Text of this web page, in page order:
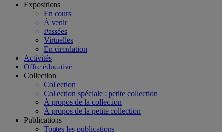
Expositions
En cours
À venir
Passées
Virtuelles
En circulation
Activités
Offre éducative
Collection
Collection
Collection spéciale : petite collection
À propos de la collection
À propos de la petite collection
Publications
Toutes les publications